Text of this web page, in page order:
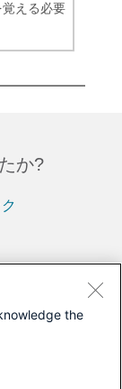
える必要
か?
しています
the